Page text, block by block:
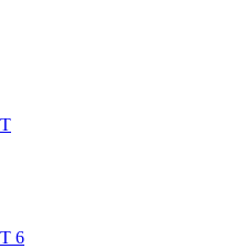
6